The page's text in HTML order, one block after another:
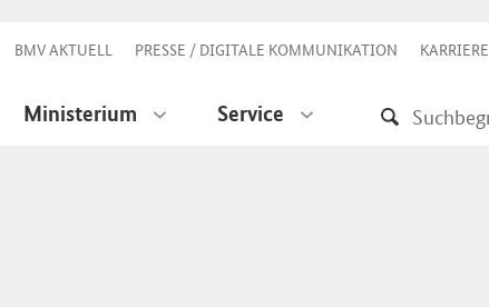
BMV AKTUELL PRESSE / DIGITALE KOMMUNIKATION KARRIERE
Ministerium Service